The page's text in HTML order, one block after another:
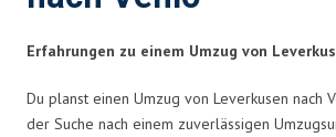
Erfahrungen zu einem Umzug von
Du planst einen Umzug von Leverkusen nach
der Suche nach einem zuverlässigen